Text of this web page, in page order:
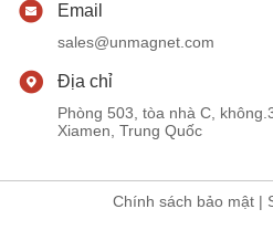
Email
sales@unmagnet.com
Địa chỉ
Phòng 503, tòa nhà C,
Xiamen, Trung Quốc
Chính sách bảo mật|